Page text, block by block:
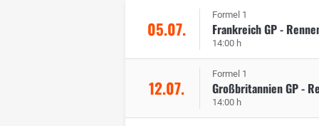
05.07.
Formel 1
Frankreich GP -
14:00 h
12.07.
Formel 1
Großbritannien GP -
14:00 h